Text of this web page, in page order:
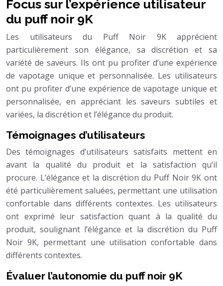
Focus sur l’expérience utilisateur
du puff noir 9K
Les utilisateurs du Puff Noir 9K apprécient
particulièrement son élégance, sa discrétion et sa
variété de saveurs. Ils ont pu profiter d’une expérience
de vapotage unique et personnalisée. Les utilisateurs
ont pu profiter d’une expérience de vapotage unique et
personnalisée, en appréciant les saveurs subtiles et
variées, la discrétion et l’élégance du produit.
Témoignages d’utilisateurs
Des témoignages d’utilisateurs satisfaits mettent en
avant la qualité du produit et la satisfaction qu’il
procure. L’élégance et la discrétion du Puff Noir 9K ont
été particulièrement saluées, permettant une utilisation
confortable dans différents contextes. Les utilisateurs
ont exprimé leur satisfaction quant à la qualité du
produit, soulignant l’élégance et la discrétion du Puff
Noir 9K, permettant une utilisation confortable dans
différents contextes.
Évaluer l’autonomie du puff noir 9K